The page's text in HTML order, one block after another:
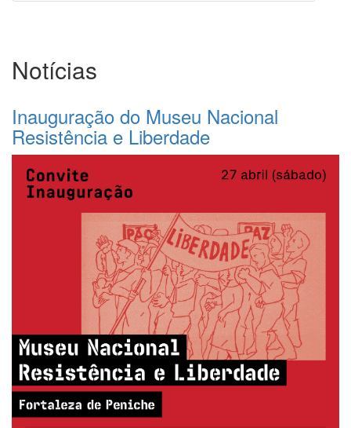
Notícias
Inauguração do Museu Nacional
Resistência e Liberdade